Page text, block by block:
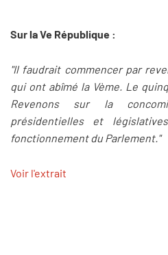
Sur la Ve République :
"Il faudrait commencer par
qui ont abîmé la Vème. Le
Revenons sur la
présidentielles et
fonctionnement du Parlement."
Voir l'extrait